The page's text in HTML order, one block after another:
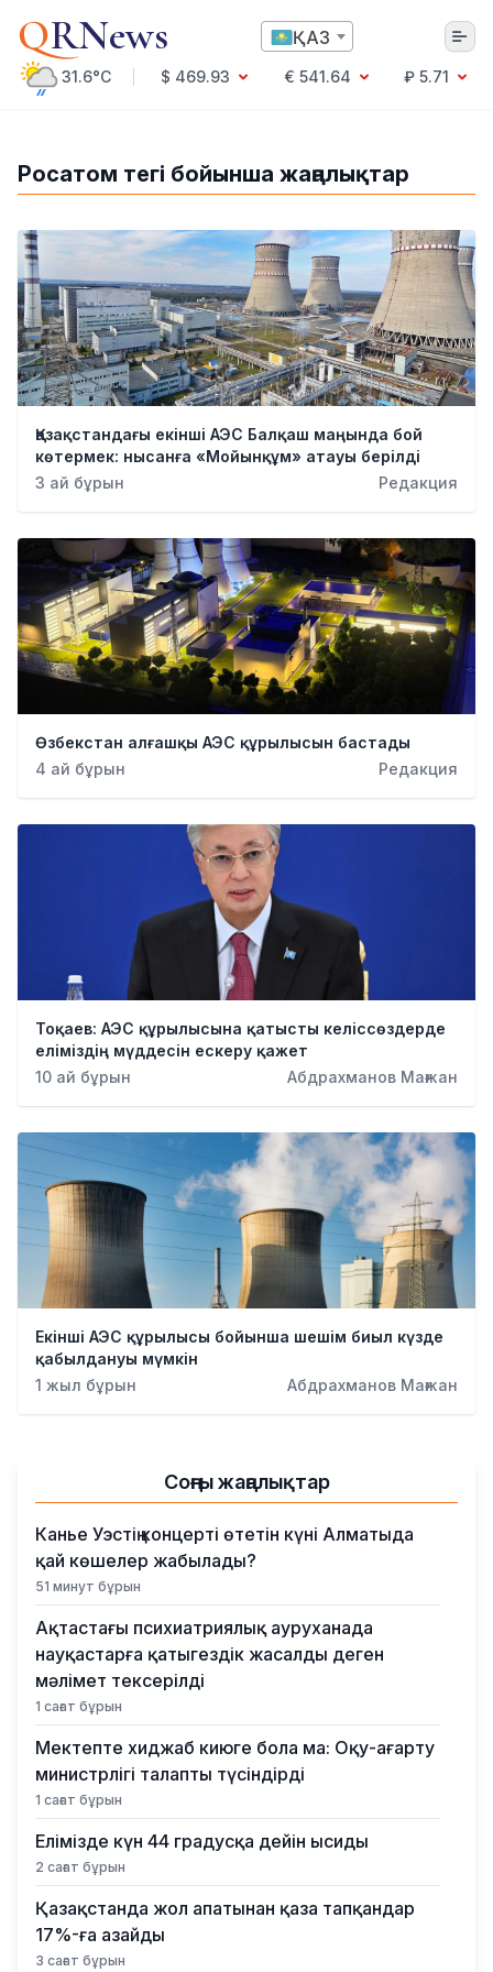
QRNews ҚАЗ
31.6°C $ 469.93 € 541.64
₽ 5.71
Мәдениет
Саясат
Технология
Экономика
Әлемде
Қоғам
Білім және Ғылым
Оқиға
Ауа райы
Денсаулық
Бизнес
Росатом тегі бойынша жаңалықтар
Қазақстандағы екінші АЭС Балқаш маңында бой
көтермек: нысанға «Мойынқұм» атауы берілді
3 ай бұрын
Редакция
Өзбекстан алғашқы АЭС құрылысын бастады
4 ай бұрын
Редакция
Тоқаев: АЭС құрылысына қатысты келіссөздерде
еліміздің мүддесін ескеру қажет
10 ай бұрын
Абдрахманов Мағжан
Екінші АЭС құрылысы бойынша шешім биыл күзде
қабылдануы мүмкін
1 жыл бұрын
Абдрахманов Мағжан
Соңғы жаңалықтар
Канье Уэстің концерті өтетін күні Алматыда
қай көшелер жабылады?
51 минут бұрын
Ақтастағы психиатриялық ауруханада
науқастарға қатыгездік жасалды деген
мәлімет тексерілді
1 сағат бұрын
Мектепте хиджаб киюге бола ма: Оқу-ағарту
министрлігі талапты түсіндірді
1 сағат бұрын
Елімізде күн 44 градусқа дейін ысиды
2 сағат бұрын
Қазақстанда жол апатынан қаза тапқандар
17%-ға азайды
3 сағат бұрын